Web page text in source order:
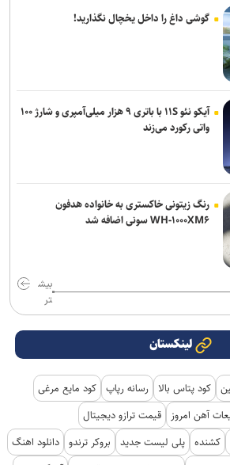
گوشی داغ را داخل یخچال نگذارید!
آیکو نئو ۱۱S با باتری ۹ هزار میلی‌آمپری و شارژ ۱۰۰
واتی رکورد می‌زند
رنگ زیتونی خاکستری به خانواده هدفون
WH-۱۰۰۰XM۶ سونی اضافه شد
بیش
تر
لینکستان
کود پتاس بالا رسانه رپاپ کود مایع مرغی
آهن امروز
قیمت ترازو دیجیتال
کشنده پلی لیست جدید بروکر ترندو دانلود اهنگ